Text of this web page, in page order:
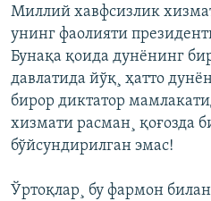
Миллий хавфсизлик
унинг фаолияти
Бунақа қоида дунëнинг
давлатида йўқ¸ ҳатто
бирор диктатор
хизмати расман¸ қоғозда
бўйсундирилган эмас!
Ўртоқлар¸ бу фармон